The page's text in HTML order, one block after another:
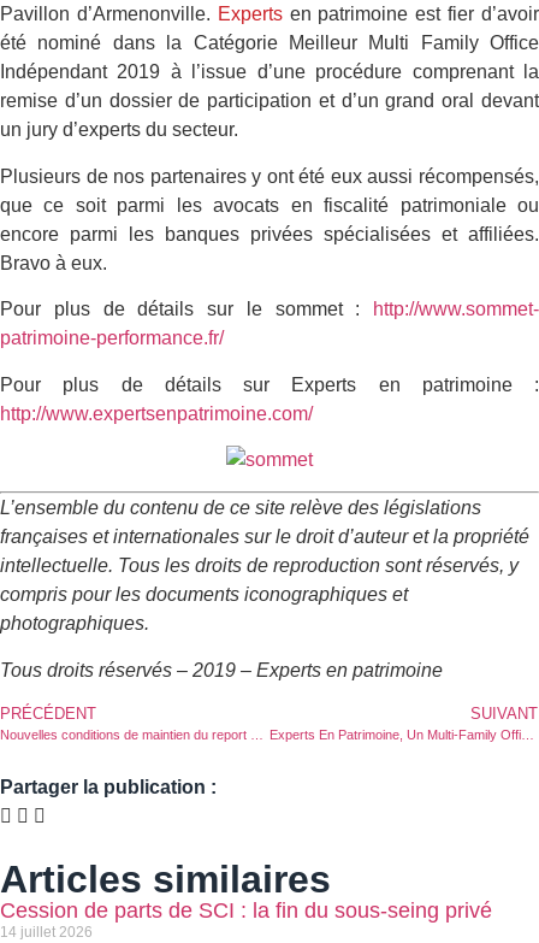
Pavillon d’Armenonville. Expertsen patrimoine est fier d’avoir
été nominé dans la Catégorie Meilleur Multi Family Office
Indépendant 2019 à l’issue d’une procédure comprenant la
remise d’un dossier de participation et d’un grand oral devant
un jury d’experts du secteur.
Plusieurs de nos partenaires y ont été eux aussi récompensés,
que ce soit parmi les avocats en fiscalité patrimoniale ou
encore parmi les banques privées spécialisées et affiliées.
Bravo à eux.
Pour plus de détails sur le sommet :
http://www.sommet-
patrimoine-performance.fr/
Pour plus de détails sur Experts en patrimoine :
http://www.expertsenpatrimoine.com/
L’ensemble du contenu de ce site relève des législations
françaises et internationales sur le droit d’auteur et la propriété
intellectuelle. Tous les droits de reproduction sont réservés, y
compris pour les documents iconographiques et
photographiques.
Tous droits réservés – 2019 – Experts en patrimoine
PRÉCÉDENT SUIVANT
Experts En Patrimoine, Un Multi-Family Office A La Pratique Réputée Selon Décideurs 2019
Partager la publication :
Articles similaires
Cession de parts de SCI : la fin du sous-seing privé
14 juillet 2026